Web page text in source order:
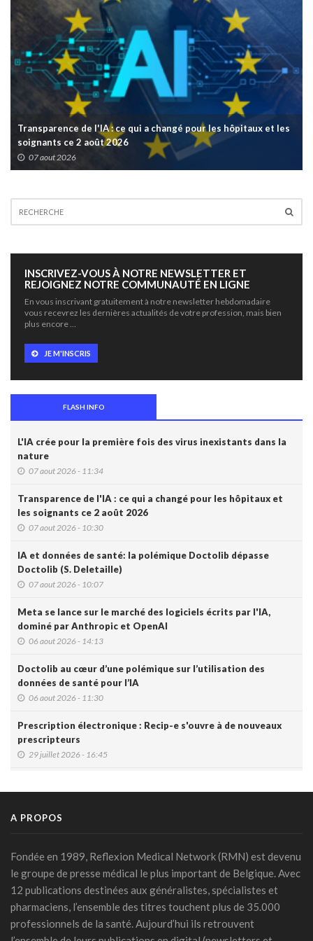
Transparence de l'IA : ce qui a changé pour les hôpitaux et les
soignants ce 2 août 2026
07 aout 2026
INSCRIVEZ-VOUS À NOTRE NEWSLETTER ET
REJOIGNEZ NOTRE COMMUNAUTÉ EN LIGNE
En vous inscrivant gratuitement à notre newsletter hebdomadaire
vous recevrez les dernières actualités de votre profession, mais bien
plus encore …
JE M'INSCRIS
FLASH INFO
L'IA crée pour la première fois des virus inexistants dans la
nature
07 aout 2026 - 11:34
Transparence de l'IA : ce qui a changé pour les hôpitaux et
les soignants ce 2 août 2026
07 aout 2026 - 10:30
IA et données de santé: la polémique Doctolib dépasse
Doctolib (S. Deletaille)
07 aout 2026 - 10:07
Meta se lance sur le marché des logiciels écrits par l'IA,
dominé par Anthropic et OpenAI
06 aout 2026 - 14:13
Doctolib au cœur d’une polémique sur l’utilisation des
données de santé pour l’IA
06 aout 2026 - 11:30
Prescription électronique : Recip-e s'ouvre à de nouveaux
prescripteurs
29 juillet 2026 - 16:45
médicaux arrive
24 juillet 2026 - 09:14
France: le Parlement interdit les réseaux sociaux aux moins
de 15 ans, première en Europe
21 juillet 2026 - 20:39
A PROPOS
Fondée en 1989, Reflexion Medical Network (RMN) est devenu
le groupe de presse médical le plus important de Belgique. Avec
12 publications destinées aux généralistes, spécialistes et
pharmaciens, l’ensemble des titres touchent plus de 35.000
professionnels de la santé. Aujourd’hui ils retrouvent